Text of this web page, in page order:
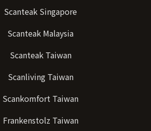
Scanteak Singapore
Scanteak Malaysia
Scanteak Taiwan
Scanliving Taiwan
Scankomfort Taiwan
Frankenstolz Taiwan